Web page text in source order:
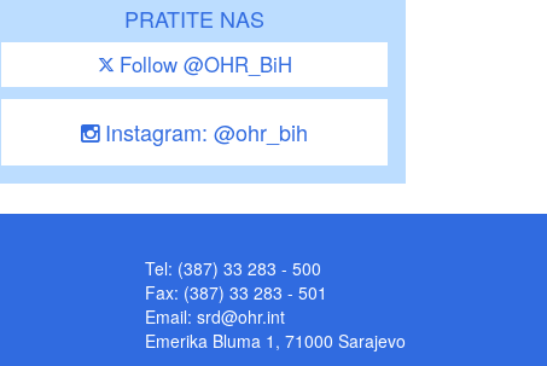
PRATITE NAS
Follow @OHR_BiH
Instagram: @ohr_bih
Tel: (387) 33 283 - 500
Fax: (387) 33 283 - 501
Email: srd@ohr.int
Emerika Bluma 1, 71000 Sarajevo